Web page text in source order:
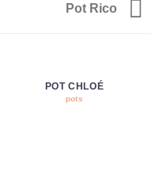
Pot Rico
POT CHLOÉ
pots